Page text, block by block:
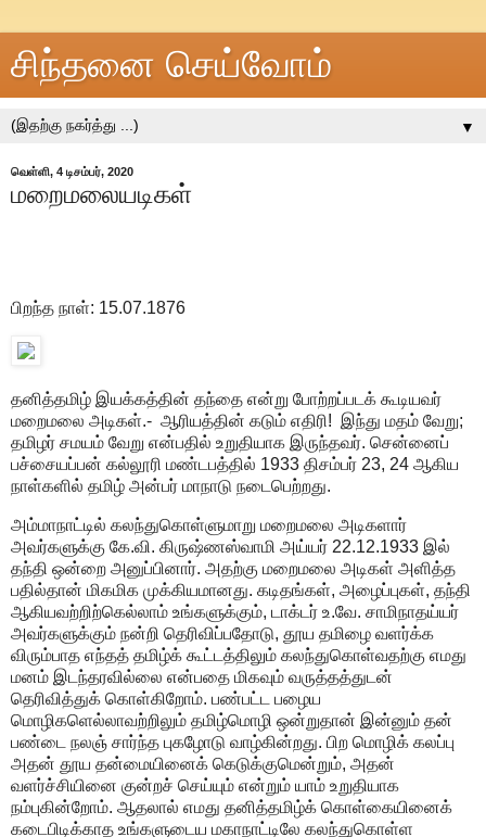
சிந்தனை செய்வோம்
▼
வெள்ளி, 4 டிசம்பர், 2020
மறைமலையடிகள்
பிறந்த நாள்: 15.07.1876
தனித்தமிழ் இயக்கத்தின் தந்தை என்று போற்றப்படக் கூடியவர்
மறைமலை அடிகள்.- ஆரியத்தின் கடும் எதிரி! இந்து மதம் வேறு;
தமிழர் சமயம் வேறு என்பதில் உறுதியாக இருந்தவர். சென்னைப்
பச்சையப்பன் கல்லூரி மண்டபத்தில் 1933 திசம்பர் 23, 24 ஆகிய
நாள்களில் தமிழ் அன்பர் மாநாடு நடைபெற்றது.
அம்மாநாட்டில் கலந்துகொள்ளுமாறு மறைமலை அடிகளார்
அவர்களுக்கு கே.வி. கிருஷ்ணஸ்வாமி அய்யர் 22.12.1933 இல்
தந்தி ஒன்றை அனுப்பினார். அதற்கு மறைமலை அடிகள் அளித்த
பதில்தான் மிகமிக முக்கியமானது. கடிதங்கள், அழைப்புகள், தந்தி
ஆகியவற்றிற்கெல்லாம் உங்களுக்கும், டாக்டர் உ.வே. சாமிநாதய்யர்
அவர்களுக்கும் நன்றி தெரிவிப்பதோடு, தூய தமிழை வளர்க்க
விரும்பாத எந்தத் தமிழ்க் கூட்டத்திலும் கலந்துகொள்வதற்கு எமது
மனம் இடந்தரவில்லை என்பதை மிகவும் வருத்தத்துடன்
தெரிவித்துக் கொள்கிறோம். பண்பட்ட பழைய
மொழிகளெல்லாவற்றிலும் தமிழ்மொழி ஒன்றுதான் இன்னும் தன்
பண்டை நலஞ் சார்ந்த புகழோடு வாழ்கின்றது. பிற மொழிக் கலப்பு
அதன் தூய தன்மையினைக் கெடுக்குமென்றும், அதன்
வளர்ச்சியினை குன்றச் செய்யும் என்றும் யாம் உறுதியாக
நம்புகின்றோம். ஆதலால் எமது தனித்தமிழ்க் கொள்கையினைக்
கடைபிடிக்காத உங்களுடைய மகாநாட்டிலே கலந்துகொள்ள